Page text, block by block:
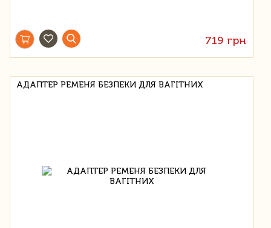
719 грн
АДАПТЕР РЕМЕНЯ БЕЗПЕКИ ДЛЯ ВАГІТНИХ